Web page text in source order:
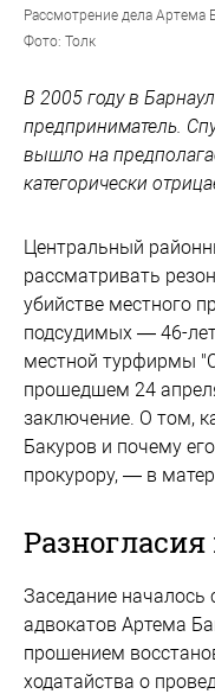
Рассмотрение дела Артема
Фото: Толк
В 2005 году в
предприниматель.
вышло на
категорически
Центральный
рассматривать
убийстве местного
подсудимых — 46-
местной турфирмы
прошедшем 24
заключение. О том,
Бакуров и почему
прокурору, — в
Заседание началось
адвокатов Артема
прошением
ходатайства о